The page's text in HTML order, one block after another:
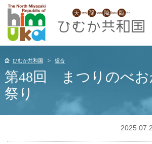
ひむか共和国 総合
第48回 まつりのべお
祭り